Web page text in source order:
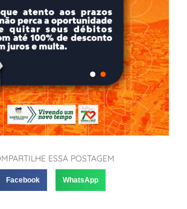
ESSA POSTAGEM
Facebook WhatsApp